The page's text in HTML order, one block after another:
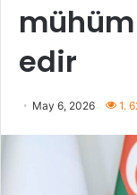
edir
May 6, 2026 1.